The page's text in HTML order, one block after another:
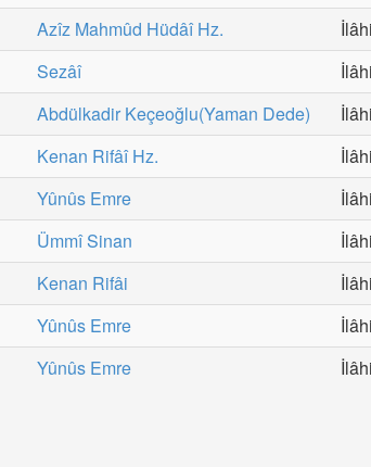
Azîz Mahmûd Hüdâî Hz. İlâhi
Sezâî İlâhi
Abdülkadir Keçeoğlu(Yaman Dede) İlâhi
Kenan Rifâî Hz. İlâhi
Yûnûs Emre İlâhi
Ümmî Sinan İlâhi
Kenan Rifâi İlâhi
Yûnûs Emre İlâhi
Yûnûs Emre İlâhi